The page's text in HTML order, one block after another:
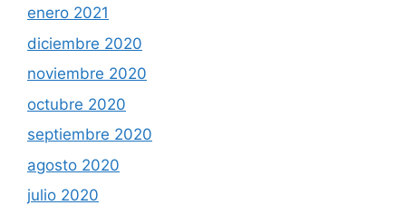
enero 2021
diciembre 2020
noviembre 2020
octubre 2020
septiembre 2020
agosto 2020
julio 2020